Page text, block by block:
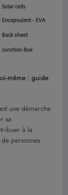
même : guide
une démarche
sa
à la
personnes